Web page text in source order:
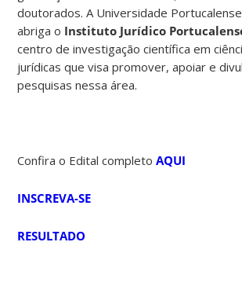
doutorados. A Universidade
abriga o Instituto Jurídico
centro de investigação científica em
jurídicas que visa promover, apoiar e
pesquisas nessa área.
Confira o Edital completoAQUI
INSCREVA-SE
RESULTADO